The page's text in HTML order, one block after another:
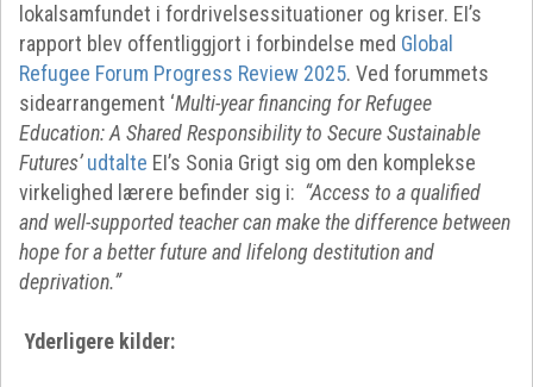
lokalsamfundet i fordrivelsessituationer og kriser. EI’s
rapport blev offentliggjort i forbindelse med Global
Refugee Forum Progress Review 2025. Ved forummets
sidearrangement ‘Multi-year financing for Refugee
Education: A Shared Responsibility to Secure Sustainable
Futures’udtalte EI’s Sonia Grigt sig om den komplekse
virkelighed lærere befinder sig i: “Access to a qualified
and well-supported teacher can make the difference between
hope for a better future and lifelong destitution and
deprivation.”
Yderligere kilder: